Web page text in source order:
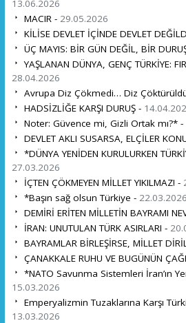
13.06.2026
MACIR - 29.05.2026
KİLİSE DEVLET İÇİNDE DEVLET
ÜÇ MAYIS: BİR GÜN DEĞİL, BİR
YAŞLANAN DÜNYA, GENÇ TÜRKİYE:
28.04.2026
Avrupa Diz Çökmedi… Diz
HADSİZLİĞE KARŞI DURUŞ -
Noter: Güvence mi, Gizli Ortak mı?* -
DEVLET AKLI SUSARSA, ELÇİLER
*DÜNYA YENİDEN KURULURKEN
27.03.2026
İÇTEN ÇÖKMEYEN MİLLET YIKILMAZ! -
*Başın sağ olsun Türkiye - 22.03.2026
DEMİRİ ERİTEN MİLLETİN BAYRAMI
İRAN: UNUTULAN TÜRK ASIRLARI -
BAYRAMLAR BİRLEŞİRSE, MİLLET
ÇANAKKALE RUHU VE BUGÜNÜN
*NATO Savunma Sistemleri İran’ın
15.03.2026
Emperyalizmin Tuzaklarına Karşı
13.03.2026